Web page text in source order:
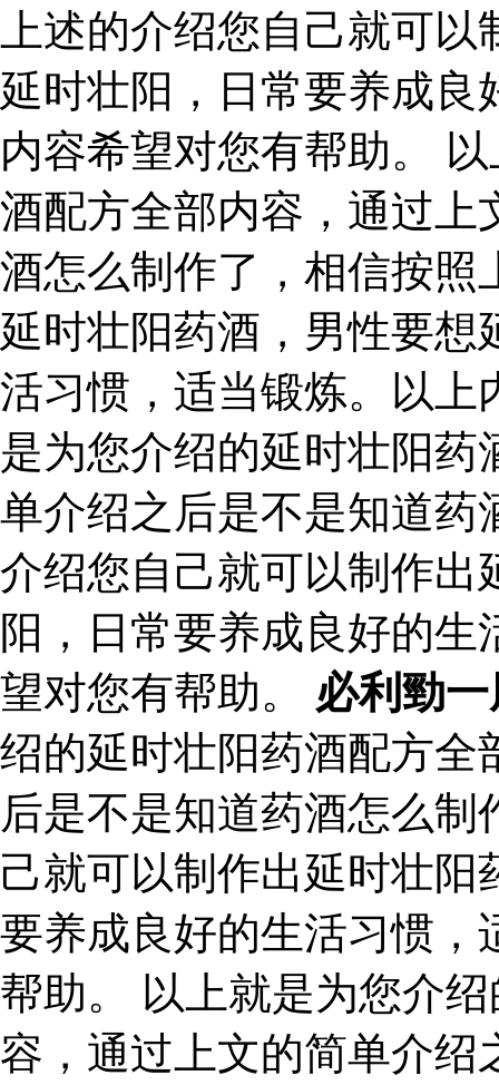
上述的介绍您自己就可
延时壮阳，日常要养成良
内容希望对您有帮助。
酒配方全部内容，通过上
酒怎么制作了，相信按照
延时壮阳药酒，男性要想
活习惯，适当锻炼。以上
是为您介绍的延时壮阳
单介绍之后是不是知道药
介绍您自己就可以制作出
阳，日常要养成良好的
望对您有帮助。 必利勁
绍的延时壮阳药酒配方全
后是不是知道药酒怎么
己就可以制作出延时壮
要养成良好的生活习惯，
帮助。 以上就是为您介
容，通过上文的简单介绍